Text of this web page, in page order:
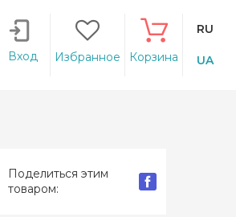
Вход Избранное Корзина
RU
UA
Поделиться этим
товаром: